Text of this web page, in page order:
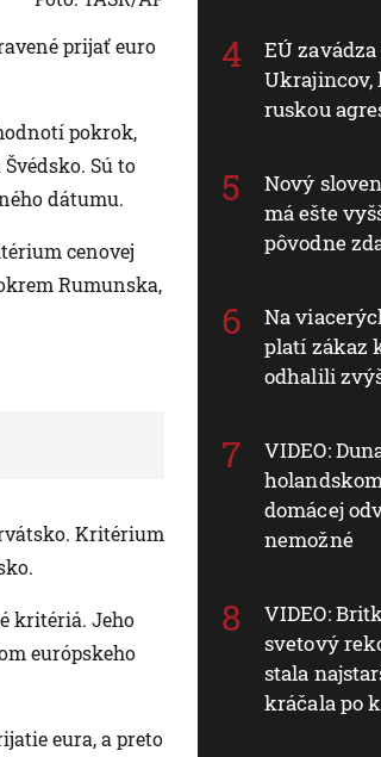
prijať euro
pokrok,
Sú to
dátumu.
cenovej
Rumunska,
Kritérium
kritériá. Jeho
európskeho
eura, a preto
EÚ
ruskou
Nový
má ešte
pôvodne
Na
platí zákaz
odhalili
VIDEO:
domácej
nemožné
VIDEO:
svetový
stala
kráčala po